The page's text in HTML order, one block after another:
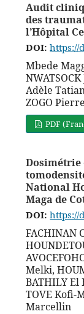
Audit
des
l’Hôpital
DOI: https://
Mbede
Adèle
ZOGO Pierre
PDF
Dosimétrie
National
Maga de
DOI: https://
FACHINAN
Melki,
BATHILY
TOVE Kofi-
Marcellin